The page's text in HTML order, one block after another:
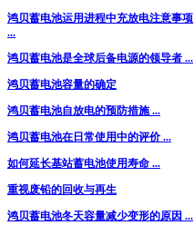
鸿贝蓄电池运用进程中充放电注意事项
...
鸿贝蓄电池是全球后备电源的领导者 ...
鸿贝蓄电池容量的确定
鸿贝蓄电池自放电的预防措施 ...
鸿贝蓄电池在日常使用中的评价 ...
如何延长基站蓄电池使用寿命 ...
重视废铅的回收与再生
鸿贝蓄电池冬天容量减少变形的原因 ...